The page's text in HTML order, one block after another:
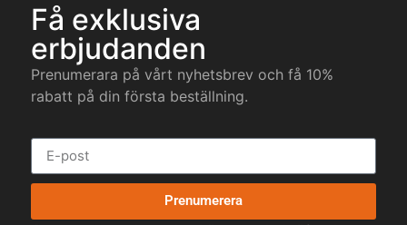
Få exklusiva
erbjudanden
Prenumerara på vårt nyhetsbrev och få 10%
rabatt på din första beställning.
Prenumerera